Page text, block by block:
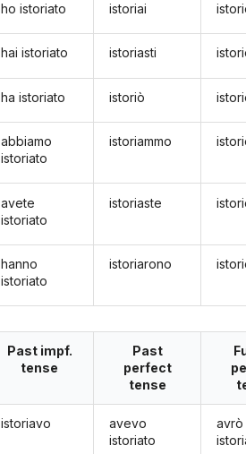
ho istoriato
hai istoriato
ha istoriato
abbiamo
istoriato
avete
istoriato
hanno
istoriato
istoriai
istoriasti
istoriò
istoriammo
istoriaste
istoriarono
Past impf.
tense
istoriavo
Past
perfect
tense
avevo
istoriato
avrò